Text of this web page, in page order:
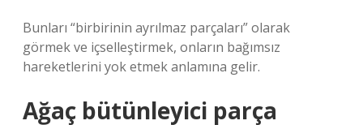
Bunları “birbirinin ayrılmaz parçaları” olarak
görmek ve içselleştirmek, onların bağımsız
hareketlerini yok etmek anlamına gelir.
Ağaç bütünleyici parça